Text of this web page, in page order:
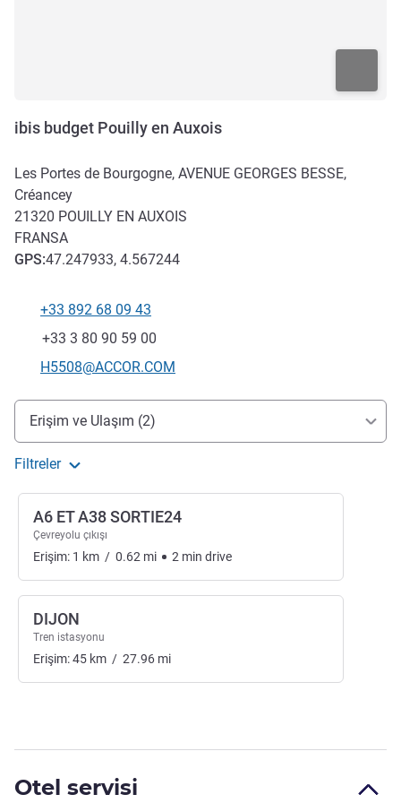
ibis budget Pouilly en Auxois
Les Portes de Bourgogne, AVENUE GEORGES BESSE,
Créancey
21320 POUILLY EN AUXOIS
FRANSA
GPS:47.247933, 4.567244
Telefon
+33 892 68 09 43
Faks
+33 3 80 90 59 00
İletişim için e-posta
H5508@ACCOR.COM
Erişim ve ulaşım
Erişim ve Ulaşım (2)
Filtreler
A6 ET A38 SORTIE24
Çevreyolu çıkışı
Erişim: 1 km / 0.62 mi 2 min drive
DIJON
Tren istasyonu
Erişim:45 km / 27.96 mi
Otel servisi